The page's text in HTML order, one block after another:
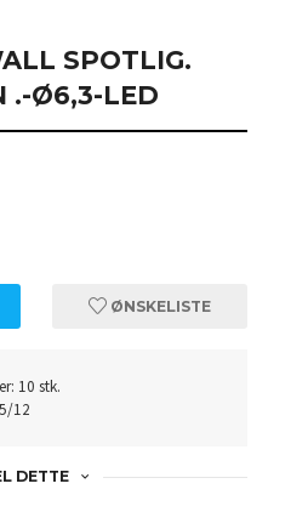
SPOTLIG.
.-Ø6,3-LED
ØNSKELISTE
10 stk.
12
DETTE